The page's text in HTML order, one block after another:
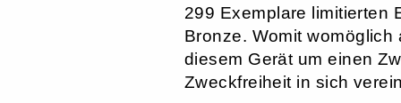
299 Exemplare limitierten
Bronze. Womit
diesem Gerät um einen
Zweckfreiheit in sich